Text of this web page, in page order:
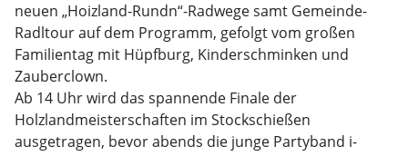
neuen „Hoizland-Rundn“-Radwege samt Gemeinde-
Radltour auf dem Programm, gefolgt vom großen
Familientag mit Hüpfburg, Kinderschminken und
Zauberclown.
Ab 14 Uhr wird das spannende Finale der
Holzlandmeisterschaften im Stockschießen
ausgetragen, bevor abends die junge Partyband i-